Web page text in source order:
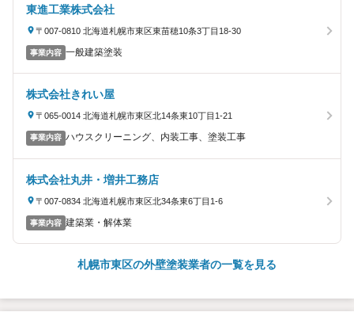
東進工業株式会社
〒007-0810 北海道札幌市東区東苗穂10条3丁目18-30
事業内容 一般建築塗装
株式会社きれい屋
〒065-0014 北海道札幌市東区北14条東10丁目1-21
事業内容 ハウスクリーニング、内装工事、塗装工事
株式会社丸井・増井工務店
〒007-0834 北海道札幌市東区北34条東6丁目1-6
事業内容 建築業・解体業
札幌市東区の外壁塗装業者の一覧を見る